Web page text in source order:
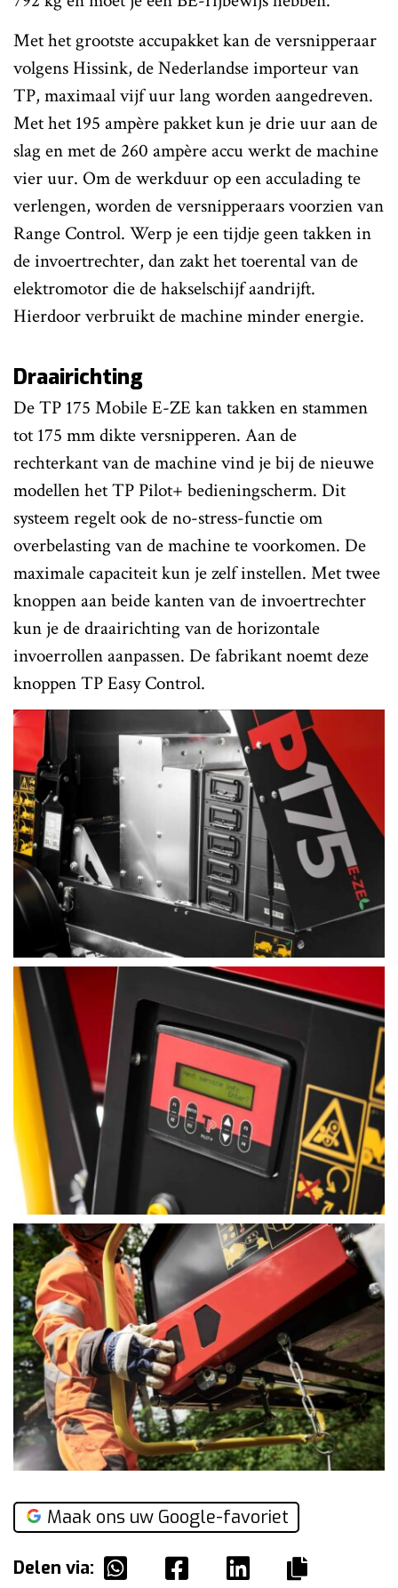
Met het grootste accupakket kan de versnipperaar
volgens Hissink, de Nederlandse importeur van
TP, maximaal vijf uur lang worden aangedreven.
Met het 195 ampère pakket kun je drie uur aan de
slag en met de 260 ampère accu werkt de machine
vier uur. Om de werkduur op een acculading te
verlengen, worden de versnipperaars voorzien van
Range Control. Werp je een tijdje geen takken in
de invoertrechter, dan zakt het toerental van de
elektromotor die de hakselschijf aandrijft.
Hierdoor verbruikt de machine minder energie.
Draairichting
De TP 175 Mobile E-ZE kan takken en stammen
tot 175 mm dikte versnipperen. Aan de
rechterkant van de machine vind je bij de nieuwe
modellen het TP Pilot+ bedieningscherm. Dit
systeem regelt ook de no-stress-functie om
overbelasting van de machine te voorkomen. De
maximale capaciteit kun je zelf instellen. Met twee
knoppen aan beide kanten van de invoertrechter
kun je de draairichting van de horizontale
invoerrollen aanpassen. De fabrikant noemt deze
knoppen TP Easy Control.
Maak ons uw Google-favoriet
Delen via: